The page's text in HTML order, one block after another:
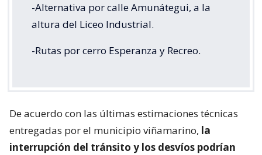
-Alternativa por calle Amunátegui, a la
altura del Liceo Industrial.
-Rutas por cerro Esperanza y Recreo.
De acuerdo con las últimas estimaciones técnicas
entregadas por el municipio viñamarino, la
interrupción del tránsito y los desvíos podrían